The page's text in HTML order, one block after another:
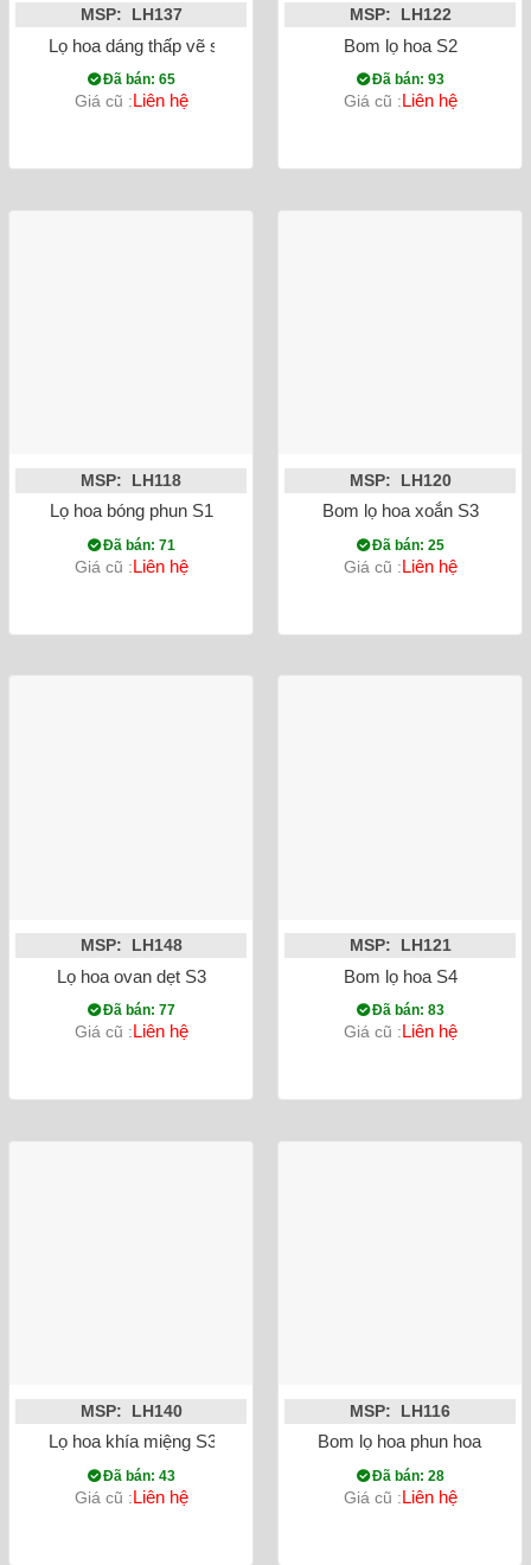
MSP: LH137
Lọ hoa dáng thấp vẽ sen
Đã bán: 65
Giá cũ :Liên hệ
MSP: LH122
Bom lọ hoa S2
Đã bán: 93
Giá cũ :Liên hệ
MSP: LH118
Lọ hoa bóng phun S1
Đã bán: 71
Giá cũ :Liên hệ
MSP: LH120
Bom lọ hoa xoắn S3
Đã bán: 25
Giá cũ :Liên hệ
MSP: LH148
Lọ hoa ovan dẹt S3
Đã bán: 77
Giá cũ :Liên hệ
MSP: LH121
Bom lọ hoa S4
Đã bán: 83
Giá cũ :Liên hệ
MSP: LH140
Lọ hoa khía miệng S3
Đã bán: 43
Giá cũ :Liên hệ
MSP: LH116
Bom lọ hoa phun hoa đá S5
Đã bán: 28
Giá cũ :Liên hệ